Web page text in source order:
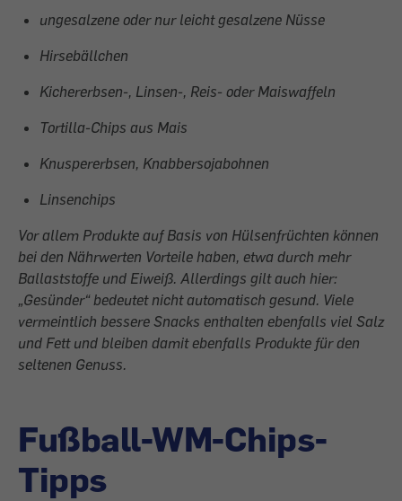
ungesalzene oder nur leicht gesalzene Nüsse
Hirsebällchen
Kichererbsen-, Linsen-, Reis- oder Maiswaffeln
Tortilla-Chips aus Mais
Knuspererbsen, Knabbersojabohnen
Linsenchips
Vor allem Produkte auf Basis von Hülsenfrüchten können
bei den Nährwerten Vorteile haben, etwa durch mehr
Ballaststoffe und Eiweiß. Allerdings gilt auch hier:
„Gesünder“ bedeutet nicht automatisch gesund. Viele
vermeintlich bessere Snacks enthalten ebenfalls viel Salz
und Fett und bleiben damit ebenfalls Produkte für den
seltenen Genuss.
Fußball-WM-Chips-
Tipps